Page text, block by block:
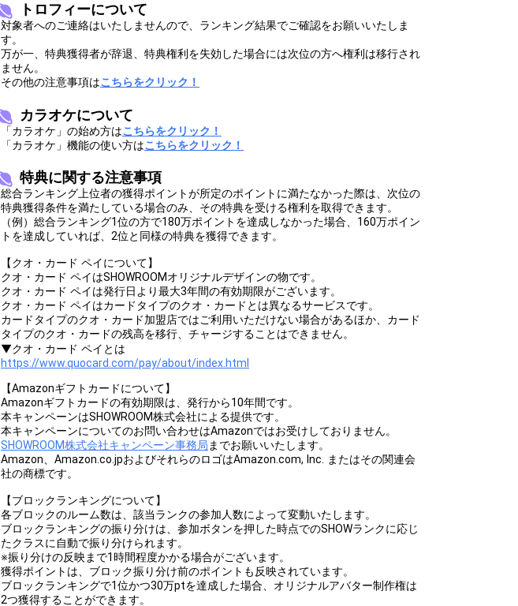
トロフィーについて
対象者へのご連絡はいたしませんので、ランキング結果でご確認をお願いいたしま
す。
万が一、特典獲得者が辞退、特典権利を失効した場合には次位の方へ権利は移行され
ません。
その他の注意事項はこちらをクリック！
カラオケについて
「カラオケ」の始め方はこちらをクリック！
「カラオケ」機能の使い方はこちらをクリック！
特典に関する注意事項
総合ランキング上位者の獲得ポイントが所定のポイントに満たなかった際は、次位の
特典獲得条件を満たしている場合のみ、その特典を受ける権利を取得できます。
（例）総合ランキング1位の方で180万ポイントを達成しなかった場合、160万ポイン
トを達成していれば、2位と同様の特典を獲得できます。
【クオ・カード ペイについて】
クオ・カード ペイはSHOWROOMオリジナルデザインの物です。
クオ・カード ペイは発行日より最大3年間の有効期限がございます。
クオ・カード ペイはカードタイプのクオ・カードとは異なるサービスです。
カードタイプのクオ・カード加盟店ではご利用いただけない場合があるほか、カード
タイプのクオ・カードの残高を移行、チャージすることはできません。
▼クオ・カード ペイとは
https://www.quocard.com/pay/about/index.html
【Amazonギフトカードについて】
Amazonギフトカードの有効期限は、発行から10年間です。
本キャンペーンはSHOWROOM株式会社による提供です。
本キャンペーンについてのお問い合わせはAmazonではお受けしておりません。
SHOWROOM株式会社キャンペーン事務局 までお願いいたします。
Amazon、Amazon.co.jpおよびそれらのロゴはAmazon.com, Inc. またはその関連会
社の商標です。
【ブロックランキングについて】
各ブロックのルーム数は、該当ランクの参加人数によって変動いたします。
ブロックランキングの振り分けは、参加ボタンを押した時点でのSHOWランクに応じ
たクラスに自動で振り分けられます。
※振り分けの反映まで1時間程度かかる場合がございます。
獲得ポイントは、ブロック振り分け前のポイントも反映されています。
ブロックランキングで1位かつ30万ptを達成した場合、オリジナルアバター制作権は
2つ獲得することができます。